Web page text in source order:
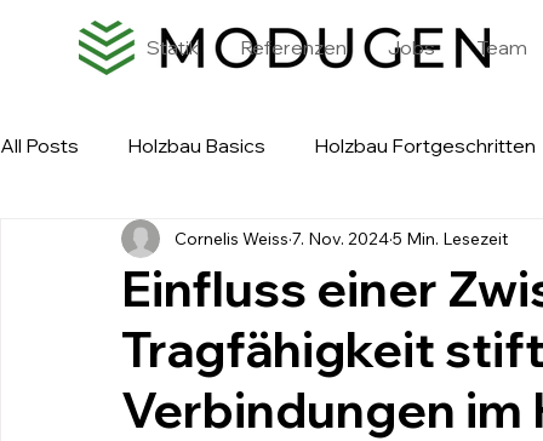
Statik Referenzen Jobs Team
All Posts Holzbau Basics Holzbau Fortgeschritten
Einfluss einer
Tragfähigkeit
Verbindungen im
Cornelis Weiss 7. Nov. 20245 Min. Lesezeit